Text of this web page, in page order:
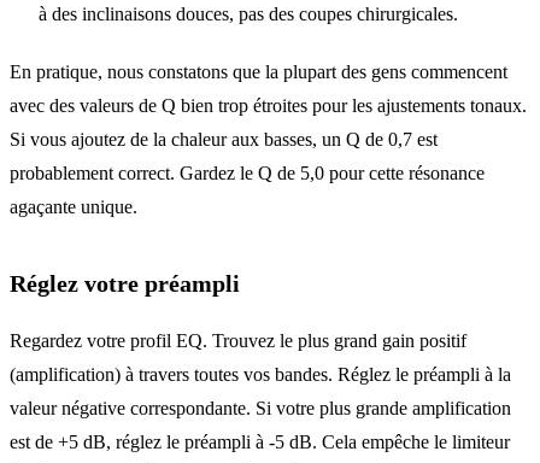
à des inclinaisons douces, pas des coupes chirurgicales.
En pratique, nous constatons que la plupart des gens commencent
avec des valeurs de Q bien trop étroites pour les ajustements tonaux.
Si vous ajoutez de la chaleur aux basses, un Q de 0,7 est
probablement correct. Gardez le Q de 5,0 pour cette résonance
agaçante unique.
Réglez votre préampli
Regardez votre profil EQ. Trouvez le plus grand gain positif
(amplification) à travers toutes vos bandes. Réglez le préampli à la
valeur négative correspondante. Si votre plus grande amplification
est de +5 dB, réglez le préampli à -5 dB. Cela empêche le limiteur